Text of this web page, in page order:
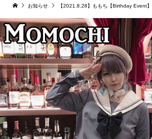
お知らせ 【2021.8.28】ももち【Birthday Event】